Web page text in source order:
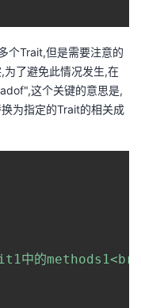
个Trait,但是需要注意的
了避免此情况发生,在
这个关键的意思是,
为指定的Trait的相关成
中的